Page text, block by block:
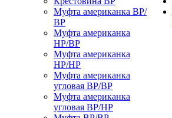
Муфта американка ВР/
ВР
Муфта американка
НР/ВР
Муфта американка
НР/НР
Муфта американка
угловая ВР/ВР
Муфта американка
угловая ВР/НР